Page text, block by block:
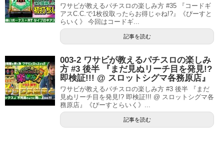
ワサビが教えるパチスロの楽しみ方 #35 『コードギ
アスC.C.で1枚役取ったらお得じゃね!?』《ぴーすと
らいく》 今回はコードギ...
記事を読む
003-2 ワサビが教えるパチスロの楽しみ
方 #3 後半 『まだ見ぬリーチ目を発見!?
即検証!!! @ スロットシグマ各務原店』
ワサビが教えるパチスロの楽しみ方 #3 後半 『まだ
見ぬリーチ目を発見!? 即検証!!! @ スロットシグマ各
務原店』《ぴーすとらいく》...
記事を読む